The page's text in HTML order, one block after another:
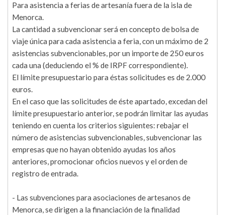
Para asistencia a ferias de artesanía fuera de la isla de
Menorca.
La cantidad a subvencionar será en concepto de bolsa de
viaje única para cada asistencia a feria, con un máximo de 2
asistencias subvencionables, por un importe de 250 euros
cada una (deduciendo el % de IRPF correspondiente).
El límite presupuestario para éstas solicitudes es de 2.000
euros.
En el caso que las solicitudes de éste apartado, excedan del
límite presupuestario anterior, se podrán limitar las ayudas
teniendo en cuenta los criterios siguientes: rebajar el
número de asistencias subvencionables, subvencionar las
empresas que no hayan obtenido ayudas los años
anteriores, promocionar oficios nuevos y el orden de
registro de entrada.
- Las subvenciones para asociaciones de artesanos de
Menorca, se dirigen a la financiación de la finalidad